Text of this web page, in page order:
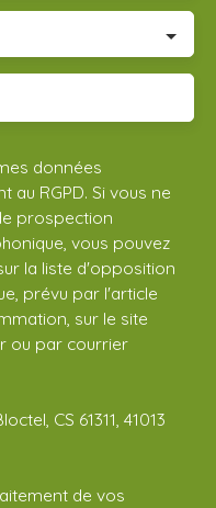
données
RGPD. Si vous ne
prospection
vous pouvez
la liste d'opposition
prévu par l'article
sur le site
ou par courrier
CS 61311, 41013
de vos